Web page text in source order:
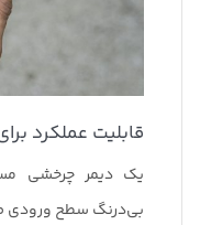
قابلیت عملکرد
یک دیمر چرخشی
بی‌درنگ سطح ورودی